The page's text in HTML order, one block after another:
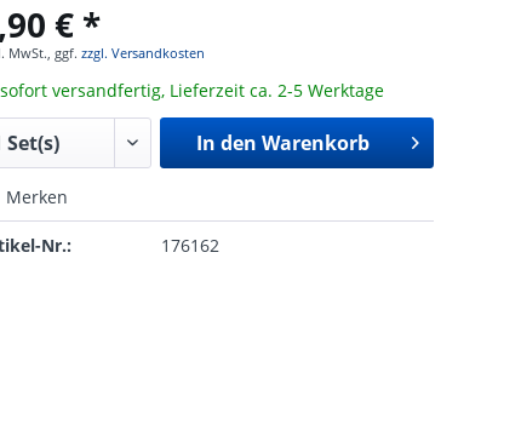
€ *
MwSt., ggf. zzgl. Versandkosten
sofort versandfertig, Lieferzeit ca. 2-5 Werktage
In den Warenkorb
Merken
Nr.: 176162